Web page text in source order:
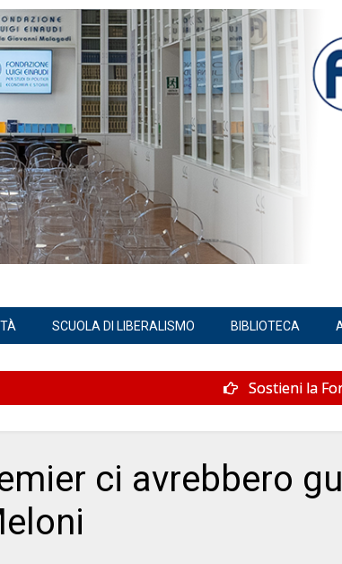
SCUOLA DI LIBERALISMO BIBLIOTECA
Sostieni la
ci avrebbero